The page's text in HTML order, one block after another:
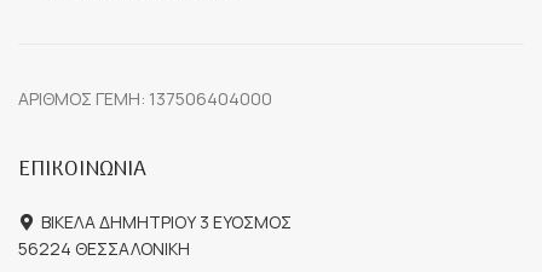
ΑΡΙΘΜΟΣ ΓΕΜΗ: 137506404000
ΕΠΙΚΟΙΝΩΝΙΑ
ΒΙΚΕΛΑ ΔΗΜΗΤΡΙΟΥ 3 ΕΥΟΣΜΟΣ
56224 ΘΕΣΣΑΛΟΝΙΚΗ